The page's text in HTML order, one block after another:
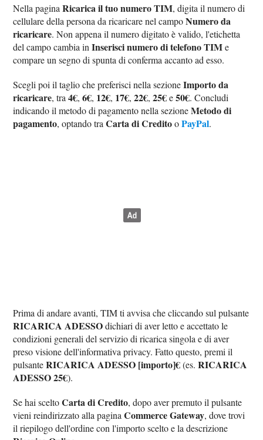
Nella paginaRicarica il tuo numero TIM, digita il numero di
cellulare della persona da ricaricare nel campoNumero da
ricaricare. Non appena il numero digitato è valido, l'etichetta
del campo cambia inInserisci numero di telefono TIMe
compare un segno di spunta di conferma accanto ad esso.
Scegli poi il taglio che preferisci nella sezioneImporto da
ricaricare, tra4€,6€, 12€, 17€,22€,25€e50€. Concludi
indicando il metodo di pagamento nella sezioneMetodo di
pagamento, optando traCarta di CreditooPayPal.
Prima di andare avanti, TIM ti avvisa che cliccando sul pulsante
RICARICA ADESSOdichiari di aver letto e accettato le
condizioni generali del servizio di ricarica singola e di aver
preso visione dell'informativa privacy. Fatto questo, premi il
pulsanteRICARICA ADESSO [importo]€(es.RICARICA
ADESSO 25€).
Se hai sceltoCarta di Credito, dopo aver premuto il pulsante
vieni reindirizzato alla paginaCommerce Gateway, dove trovi
il riepilogo dell'ordine con l'importo scelto e la descrizione